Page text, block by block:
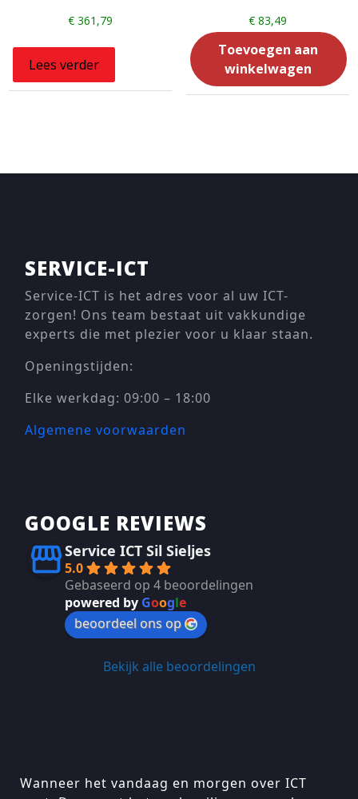
€ 361,79
Lees verder
€83,49
Toevoegen aan
winkelwagen
SERVICE-ICT
Service-ICT is het adres voor al uw ICT-
zorgen! Ons team bestaat uit vakkundige
experts die met plezier voor u klaar staan.
Openingstijden:
Elke werkdag: 09:00 – 18:00
Algemene voorwaarden
GOOGLE REVIEWS
Service ICT Sil Sieljes
5.0
Gebaseerd op 4 beoordelingen
powered by Google
beoordeel ons op
Bekijk alle beoordelingen
Wanneer het vandaag en morgen over ICT